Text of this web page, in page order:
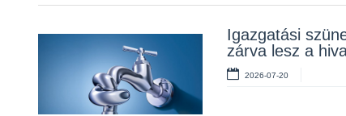
Igazgatási
zárva lesz a
2026-07-20
Álláspályázat –
konyhai kisegítő
2026-07-20
Lakossági
Erzsébet téri
2026-07-10